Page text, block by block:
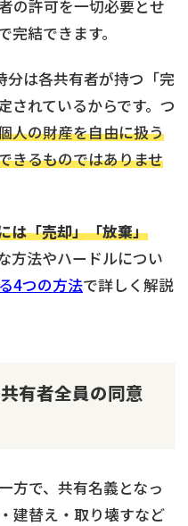
の許可を一切必要とせ
結できます。
分は各共有者が持つ「完
されているからです。つ
人の財産を自由に扱う
きるものではありませ
は「売却」「放棄」
方法やハードルについ
4つの方法で詳しく解説
有者全員の同意
方で、共有名義となっ
建替え・取り壊すなど